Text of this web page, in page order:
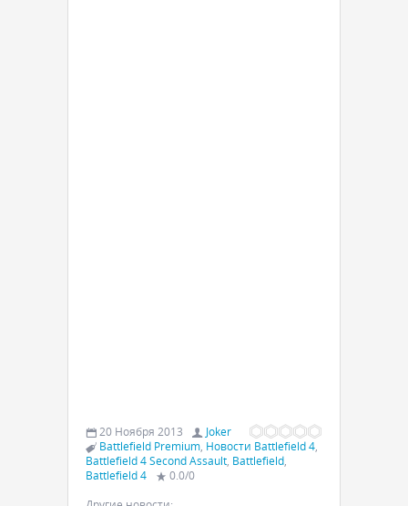
20 Ноября 2013
Joker
Battlefield Premium Новости Battlefield 4
Battlefield 4 Second Assault Battlefield
Battlefield 4
0.0/0